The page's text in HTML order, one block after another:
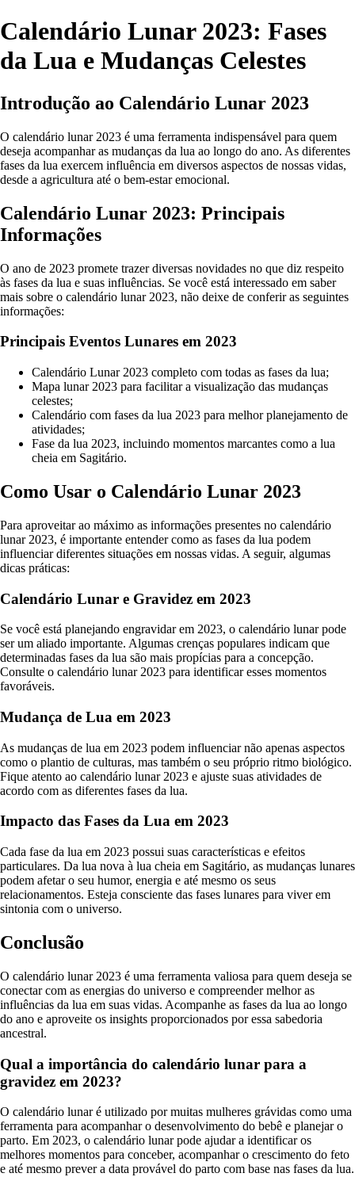
Calendário Lunar 2023: Fases
da Lua e Mudanças Celestes
Introdução ao Calendário Lunar 2023
O calendário lunar 2023 é uma ferramenta indispensável para quem
deseja acompanhar as mudanças da lua ao longo do ano. As diferentes
fases da lua exercem influência em diversos aspectos de nossas vidas,
desde a agricultura até o bem-estar emocional.
Calendário Lunar 2023: Principais
Informações
O ano de 2023 promete trazer diversas novidades no que diz respeito
às fases da lua e suas influências. Se você está interessado em saber
mais sobre o calendário lunar 2023, não deixe de conferir as seguintes
informações:
Principais Eventos Lunares em 2023
Calendário Lunar 2023 completo com todas as fases da lua;
Mapa lunar 2023 para facilitar a visualização das mudanças
celestes;
Calendário com fases da lua 2023 para melhor planejamento de
atividades;
Fase da lua 2023, incluindo momentos marcantes como a lua
cheia em Sagitário.
Como Usar o Calendário Lunar 2023
Para aproveitar ao máximo as informações presentes no calendário
lunar 2023, é importante entender como as fases da lua podem
influenciar diferentes situações em nossas vidas. A seguir, algumas
dicas práticas:
Calendário Lunar e Gravidez em 2023
Se você está planejando engravidar em 2023, o calendário lunar pode
ser um aliado importante. Algumas crenças populares indicam que
determinadas fases da lua são mais propícias para a concepção.
Consulte o calendário lunar 2023 para identificar esses momentos
favoráveis.
Mudança de Lua em 2023
As mudanças de lua em 2023 podem influenciar não apenas aspectos
como o plantio de culturas, mas também o seu próprio ritmo biológico.
Fique atento ao calendário lunar 2023 e ajuste suas atividades de
acordo com as diferentes fases da lua.
Impacto das Fases da Lua em 2023
Cada fase da lua em 2023 possui suas características e efeitos
particulares. Da lua nova à lua cheia em Sagitário, as mudanças lunares
podem afetar o seu humor, energia e até mesmo os seus
relacionamentos. Esteja consciente das fases lunares para viver em
sintonia com o universo.
Conclusão
O calendário lunar 2023 é uma ferramenta valiosa para quem deseja se
conectar com as energias do universo e compreender melhor as
influências da lua em suas vidas. Acompanhe as fases da lua ao longo
do ano e aproveite os insights proporcionados por essa sabedoria
ancestral.
Qual a importância do calendário lunar para a
gravidez em 2023?
O calendário lunar é utilizado por muitas mulheres grávidas como uma
ferramenta para acompanhar o desenvolvimento do bebê e planejar o
parto. Em 2023, o calendário lunar pode ajudar a identificar os
melhores momentos para conceber, acompanhar o crescimento do feto
e até mesmo prever a data provável do parto com base nas fases da lua.